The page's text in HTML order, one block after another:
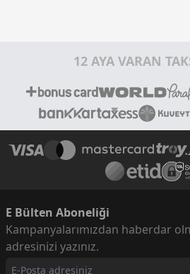
12 AYA VARAN
E Bülten Aboneliği
Kampanyalarımızdan haberdar
adresinizi yazınız.